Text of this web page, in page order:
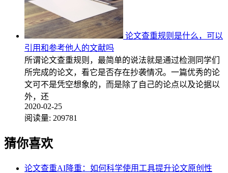
论文查重规则是什么，可以
引用和参考他人的文献吗
所谓论文查重规则，最简单的说法就是通过检测同学们
所完成的论文，看它是否存在抄袭情况。一篇优秀的论
文可不是凭空想象的，而是除了自己的论点以及论据以
外，还
2020-02-25
阅读量: 209781
猜你喜欢
论文查重AI降重：如何科学使用工具提升论文原创性